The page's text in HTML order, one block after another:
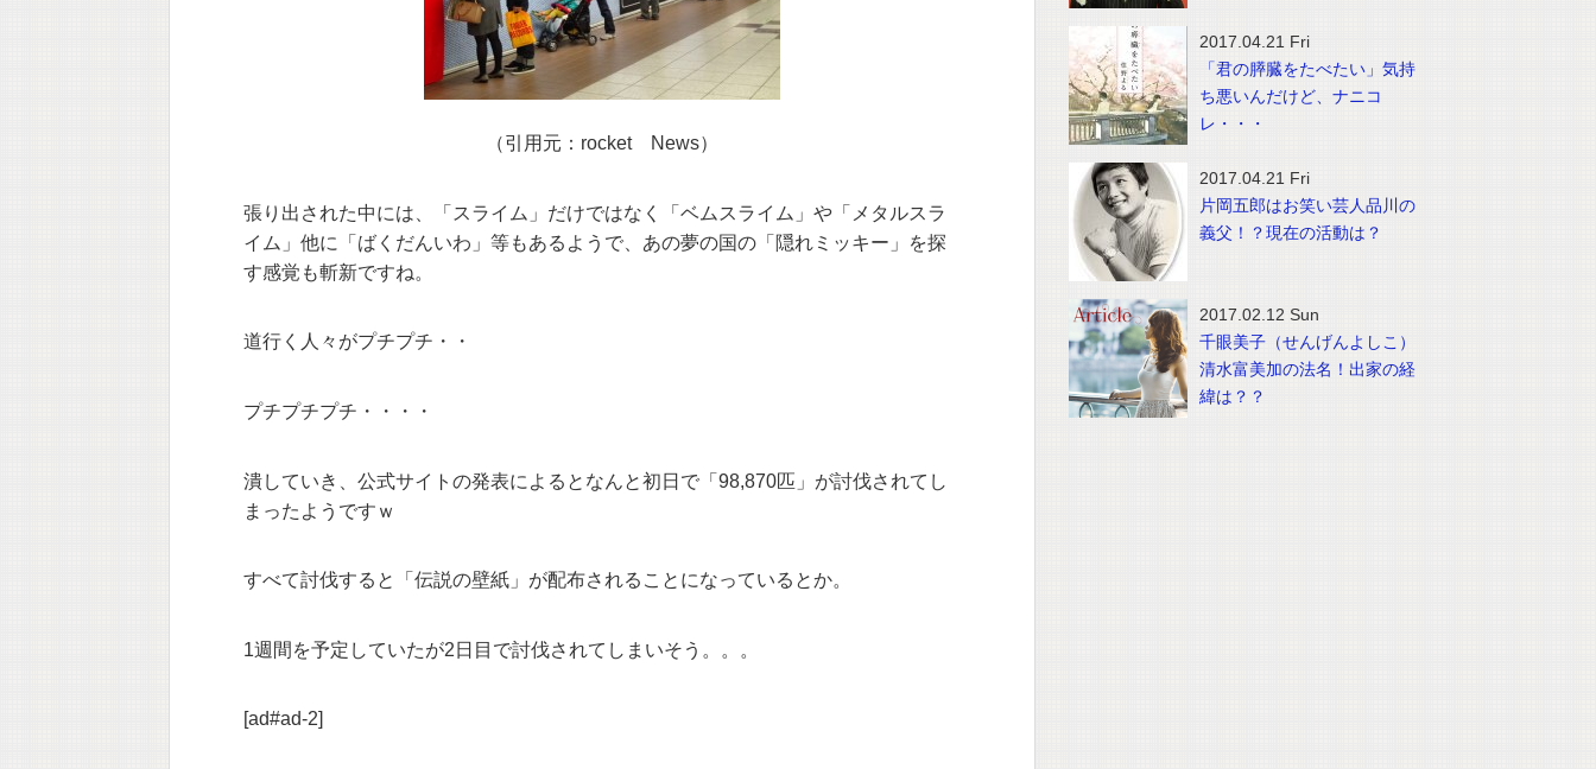
（引用元：rocket News）
張り出された中には、「スライム」だけではなく「ベムスライム」や「メタルスラ
イム」他に「ばくだんいわ」等もあるようで、あの夢の国の「隠れミッキー」を探
す感覚も斬新ですね。
道行く人々がプチプチ・・
プチプチプチ・・・・
潰していき、公式サイトの発表によるとなんと初日で「98,870匹」が討伐されてし
まったようですｗ
すべて討伐すると「伝説の壁紙」が配布されることになっているとか。
1週間を予定していたが2日目で討伐されてしまいそう。。。
[ad#ad-2]
2017.04.21 Fri
「君の膵臓をたべたい」気持
ち悪いんだけど、ナニコ
レ・・・
2017.04.21 Fri
片岡五郎はお笑い芸人品川の
義父！？現在の活動は？
2017.02.12 Sun
千眼美子（せんげんよしこ）
清水富美加の法名！出家の経
緯は？？